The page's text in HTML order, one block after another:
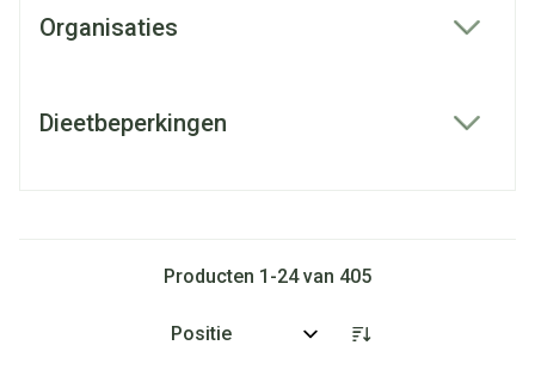
Organisaties
Dieetbeperkingen
Producten 1 -24van 405
Sorteer op: